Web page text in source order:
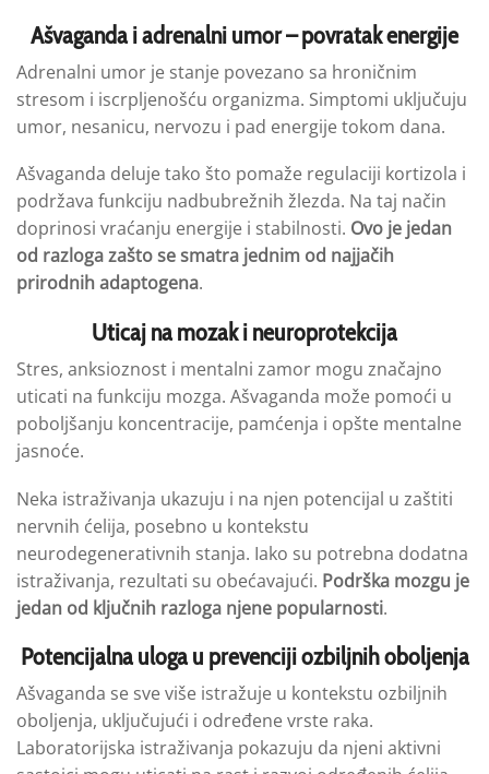
Ašvaganda i adrenalni umor – povratak energije
Adrenalni umor je stanje povezano sa hroničnim
stresom i iscrpljenošću organizma. Simptomi uključuju
umor, nesanicu, nervozu i pad energije tokom dana.
Ašvaganda deluje tako što pomaže regulaciji kortizola i
podržava funkciju nadbubrežnih žlezda. Na taj način
doprinosi vraćanju energije i stabilnosti. Ovo je jedan
od razloga zašto se smatra jednim od najjačih
prirodnih adaptogena.
Uticaj na mozak i neuroprotekcija
Stres, anksioznost i mentalni zamor mogu značajno
uticati na funkciju mozga. Ašvaganda može pomoći u
poboljšanju koncentracije, pamćenja i opšte mentalne
jasnoće.
Neka istraživanja ukazuju i na njen potencijal u zaštiti
nervnih ćelija, posebno u kontekstu
neurodegenerativnih stanja. Iako su potrebna dodatna
istraživanja, rezultati su obećavajući. Podrška mozgu je
jedan od ključnih razloga njene popularnosti.
Potencijalna uloga u prevenciji ozbiljnih oboljenja
Ašvaganda se sve više istražuje u kontekstu ozbiljnih
oboljenja, uključujući i određene vrste raka.
Laboratorijska istraživanja pokazuju da njeni aktivni